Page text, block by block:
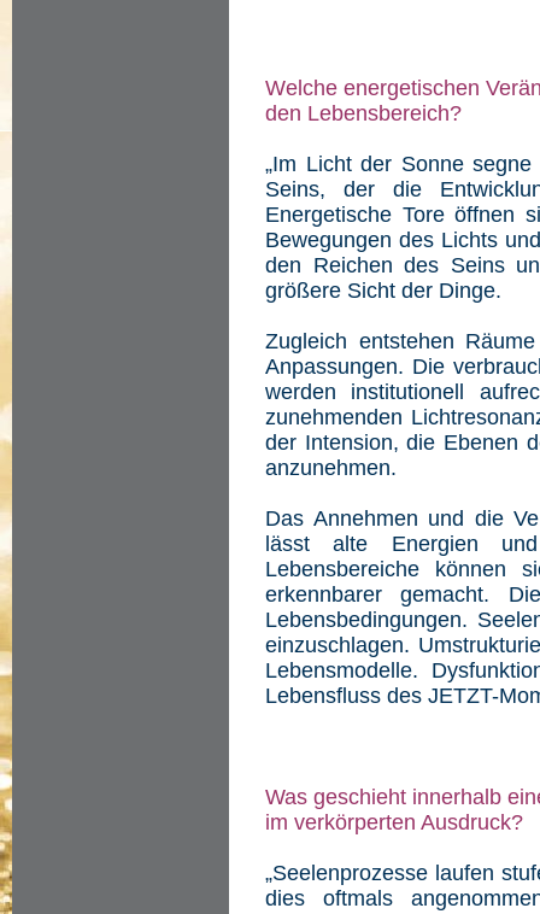
Welche energetischen
den Lebensbereich?
„Im Licht der Sonne
Seins, der die
Energetische Tore öffnen
Bewegungen des Lichts
den Reichen des Seins
größere Sicht der Dinge.
Zugleich entstehen
Anpassungen. Die
werden institutionell
zunehmenden
der Intension, die Ebenen
anzunehmen.
Das Annehmen und die
lässt alte Energien
Lebensbereiche können
erkennbarer gemacht.
Lebensbedingungen.
einzuschlagen.
Lebensmodelle.
Lebensfluss des JETZT-
Was geschieht innerhalb
im verkörperten Ausdruck?
„Seelenprozesse laufen
dies oftmals